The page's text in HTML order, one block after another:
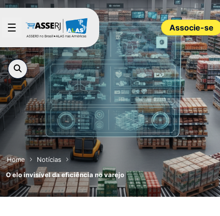
Pular para o Conteúdo principal
Associe-se
Home
Notícias
O elo invisível da eficiência no varejo